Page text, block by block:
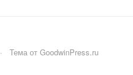
· Тема от GoodwinPress.ru